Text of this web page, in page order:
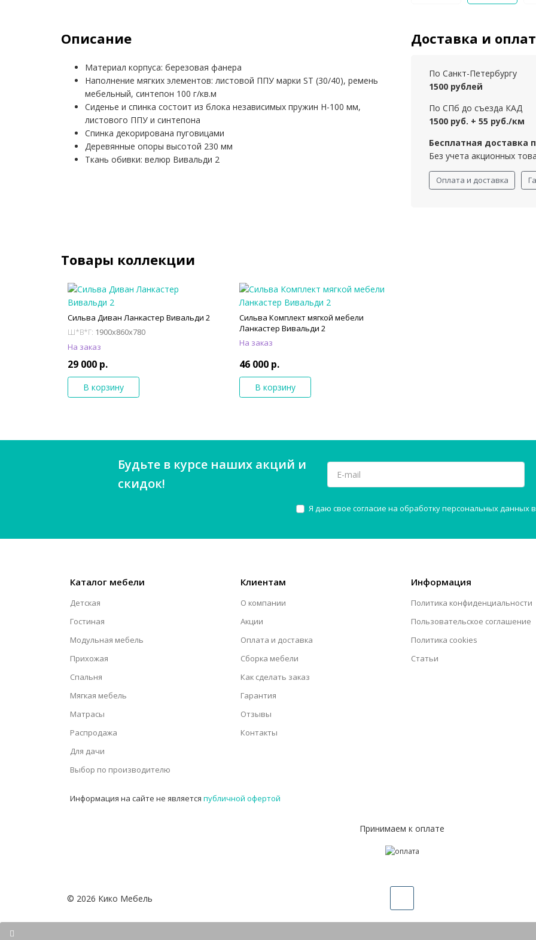
Описание
Материал корпуса: березовая фанера
Наполнение мягких элементов: листовой ППУ марки ST (30/40), ремень
мебельный, синтепон 100 г/кв.м
Сиденье и спинка состоит из блока независимых пружин Н-100 мм,
листового ППУ и синтепона
Спинка декорирована пуговицами
Деревянные опоры высотой 230 мм
Ткань обивки: велюр Вивальди 2
Доставка и
По Санкт-Петербургу
1500 рублей
По СПб до съезда КАД
1500 руб. + 55 руб./км
Бесплатная доставка
Без учета акционных
Оплата и доставка
Товары коллекции
Сильва Диван Ланкастер Вивальди 2
Ш*В*Г: 1900x860x780
На заказ
29 000 р.
В корзину
Сильва Комплект мягкой мебели
Ланкастер Вивальди 2
На заказ
46 000 р.
В корзину
Будьте в курсе наших акций и
скидок!
Я даю свое согласие на обработку персональных данных
Каталог мебели
Детская
Гостиная
Модульная мебель
Прихожая
Спальня
Мягкая мебель
Матрасы
Распродажа
Для дачи
Выбор по производителю
Клиентам
О компании
Акции
Оплата и доставка
Сборка мебели
Как сделать заказ
Гарантия
Отзывы
Контакты
Информация
Политика конфиденциальности
Пользовательское соглашение
Политика cookies
Статьи
Информация на сайте не является публичной офертой
Принимаем к оплате
© 2026 Кико Мебель